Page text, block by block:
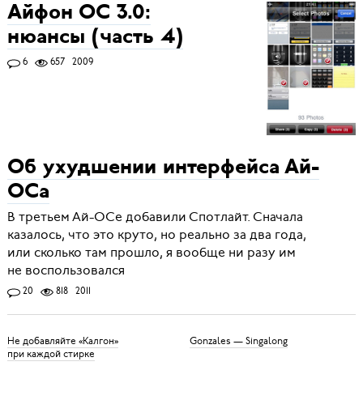
Айфон ОС 3.0:
нюансы (часть 4)
6 657 2009
Об ухудшении интерфейса Ай-
ОСа
В третьем Ай-ОСе добавили Спотлайт. Сначала
казалось, что это круто, но реально за два года,
или сколько там прошло, я вообще ни разу им
не воспользовался
20 818 2011
Не добавляйте «Калгон»
при каждой стирке
Gonzales — Singalong